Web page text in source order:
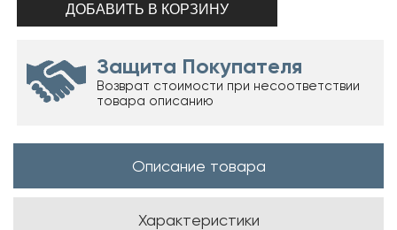
Защита Покупателя
Возврат стоимости при несоответствии
товара описанию
Описание товара
Характеристики